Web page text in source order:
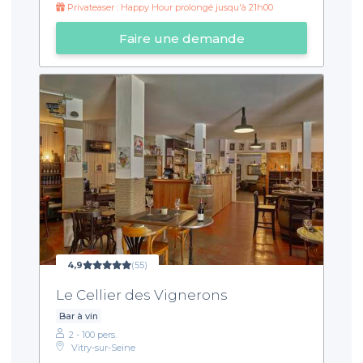
Privateaser : Happy Hour prolongé jusqu'à 21h00
Faire une demande
4,9 (55)
Le Cellier des Vignerons
Bar à vin
2 - 100 pers.
Vitry-sur-Seine